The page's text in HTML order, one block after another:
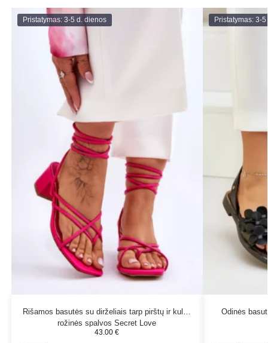
Pristatymas: 3-5 d. dienos
Rišamos basutės su dirželiais tarp pirštų ir kulnu
rožinės spalvos Secret Love
43.00€
Pristatymas: 3-
Odinės